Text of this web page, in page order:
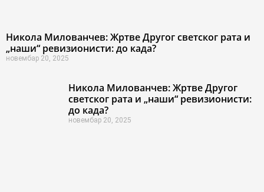
Никола Милованчев: Жртве Другог светског рата и
„наши“ ревизионисти: до када?
новембар 20, 2025
Никола Милованчев: Жртве Другог
светског рата и „наши“ ревизионисти:
до када?
новембар 20, 2025